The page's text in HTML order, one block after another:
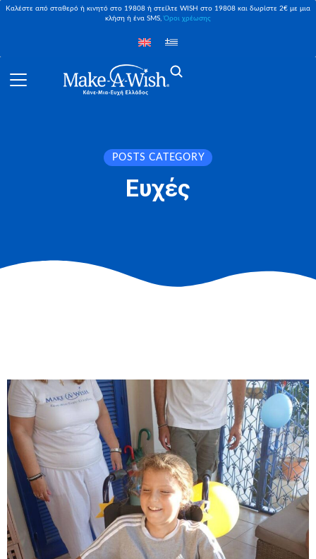
Καλέστε από σταθερό ή κινητό στο 19808 ή στείλτε WISH στο 19808 και δωρίστε 2€ με μια
κλήση ή ένα SMS,Όροι χρέωσης
POSTS CATEGORY
Ευχές